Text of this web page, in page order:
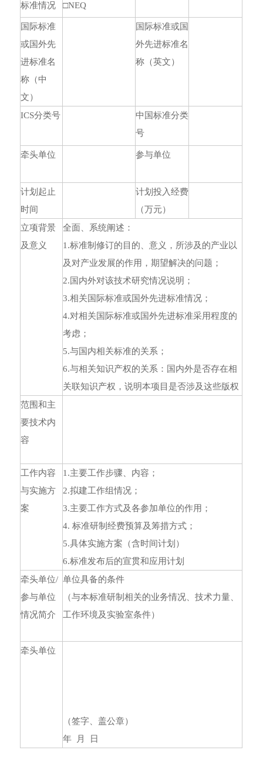
标准情况
□NEQ
国际标准
或国外先
进标准名
称（中
文）
国际标准或国
外先进标准名
称（英文）
ICS分类号
中国标准分类
号
牵头单位 参与单位
计划起止
时间
计划投入经费
（万元）
立项背景
及意义
全面、系统阐述：
1.标准制修订的目的、意义，所涉及的产业以
及对产业发展的作用，期望解决的问题；
2.国内外对该技术研究情况说明；
3.相关国际标准或国外先进标准情况；
4.对相关国际标准或国外先进标准采用程度的
考虑；
5.与国内相关标准的关系；
6.与相关知识产权的关系：国内外是否存在相
关联知识产权，说明本项目是否涉及这些版权
范围和主
要技术内
容
工作内容
与实施方
案
1.主要工作步骤、内容；
2.拟建工作组情况；
3.主要工作方式及各参加单位的作用；
4. 标准研制经费预算及筹措方式；
5.具体实施方案（含时间计划）
6.标准发布后的宣贯和应用计划
牵头单位/
参与单位
情况简介
单位具备的条件
（与本标准研制相关的业务情况、技术力量、
工作环境及实验室条件）
牵头单位
（签字、盖公章）
年 月 日